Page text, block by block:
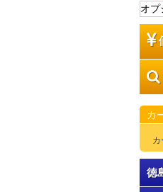
オプ
カ
カ
徳